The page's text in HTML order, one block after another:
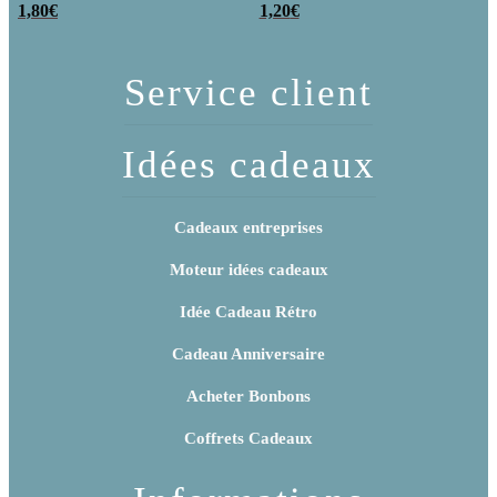
poudre (x20)
1,80€
x 3
1,20€
Service client
Idées cadeaux
Cadeaux entreprises
Moteur idées cadeaux
Idée Cadeau Rétro
Cadeau Anniversaire
Acheter Bonbons
Coffrets Cadeaux